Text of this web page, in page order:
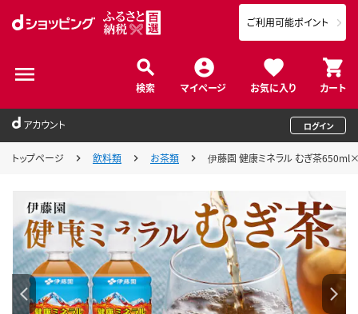
検索 マイページ お気に入り カート
ご利用可能ポイント
アカウント ログイン
トップページ 飲料類 お茶類 伊藤園 健康ミネラル むぎ茶